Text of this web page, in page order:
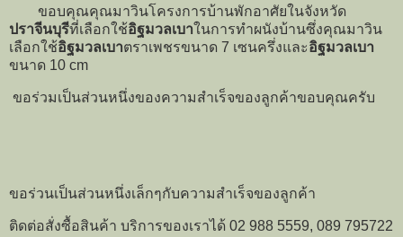
ขอบคุณคุณมาวินโครงการบ้านพักอาศัยในจังหวัด
ปราจีนบุรีที่เลือกใช้อิฐมวลเบาในการทำผนังบ้านซึ่งคุณมาวิน
เลือกใช้อิฐมวลเบาตราเพชรขนาด 7 เซนครึ่งและอิฐมวลเบา
ขนาด 10 cm
ขอร่วมเป็นส่วนหนึ่งของความสำเร็จของลูกค้าขอบคุณครับ
ขอร่วนเป็นส่วนหนึ่งเล็กๆกับความสำเร็จของลูกค้า
ติดต่อสั่งซื้อสินค้า บริการของเราได้ 02 988 5559, 089 795722